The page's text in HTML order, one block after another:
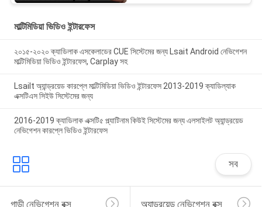
মাল্টিমিডিয়া ভিডিও ইন্টারফেস
২০১৫-২০২০ ক্যাডিলাক এসকেলাডের CUE সিস্টেমের জন্য Lsait Android নেভিগেশন
মাল্টিমিডিয়া ভিডিও ইন্টারফেস, Carplay সহ
Lsailt অ্যান্ড্রয়েড কারপ্লে মাল্টিমিডিয়া ভিডিও ইন্টারফেস 2013-2019 ক্যাডিল্যাক
এক্সটিএস সিইউ সিস্টেমের জন্য
2016-2019 ক্যাডিলাক এক্সটি৫ প্ল্যাটিনাম কিউই সিস্টেমের জন্য এলসাইলট অ্যান্ড্রয়েড
নেভিগেশন কারপ্লে ভিডিও ইন্টারফেস
সব
গাড়ী নেভিগেশন বক্স অ্যান্ড্রয়েড নেভিগেশন বক্স